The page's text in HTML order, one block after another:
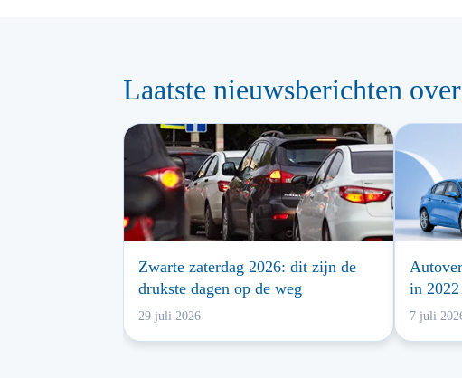
Laatste nieuwsberichten
Zwarte zaterdag 2026: dit zijn de
drukste dagen op de weg
29 juli 2026
in 2022
7 juli